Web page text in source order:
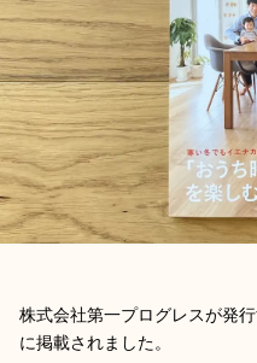
株式会社第一プログレスが発
に掲載されました。